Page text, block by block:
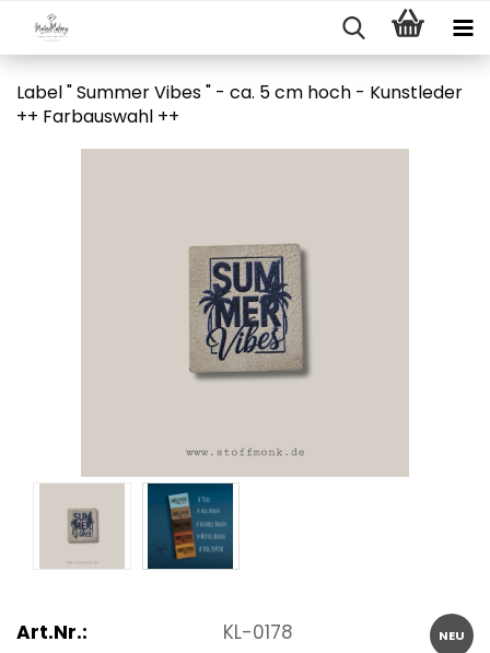
Label " Summer Vibes " - ca. 5 cm hoch - Kunstleder
++ Farbauswahl ++
NEU
Art.Nr.:
KL-0178